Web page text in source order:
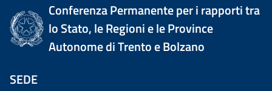
Conferenza Permanente per i rapporti tra
lo Stato, le Regioni e le Province
Autonome di Trento e Bolzano
SEDE